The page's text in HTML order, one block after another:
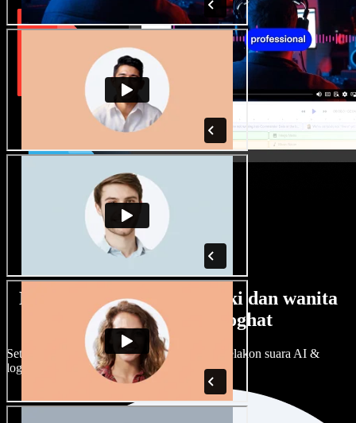
Banyak pilihan suara lelaki dan wanita
dengan pelbagai loghat
Setiap projek boleh jadi unik. Pilih ratusan pelakon suara AI &
loghat, laraskan ikut cita rasa anda.